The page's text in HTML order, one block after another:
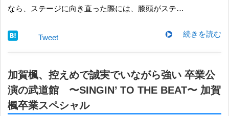
なら、ステージに向き直った際には、膝頭がステ…
続きを読む
Tweet
加賀楓、控えめで誠実でいながら強い 卒業公
演の武道館 〜SINGIN’ TO THE BEAT〜 加賀
楓卒業スペシャル